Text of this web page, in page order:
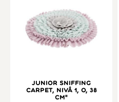
Junior Sniffing
Carpet, Nivå 1, o, 38
cm"